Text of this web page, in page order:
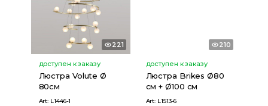
221
доступен к заказу
Люстра Volute Ø
80см
Art: L1446-1
210
доступен к заказу
Люстра Brikes Ø80
см + Ø100 см
Art: L1513-6